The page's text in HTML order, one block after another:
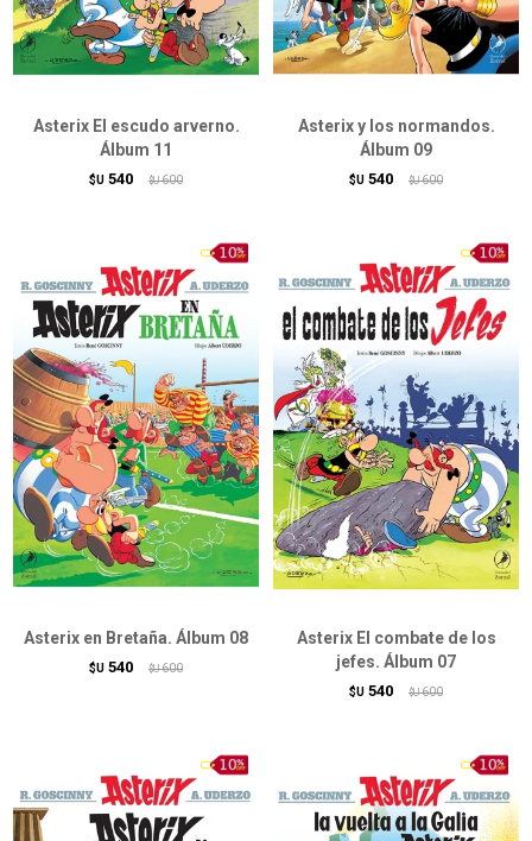
Asterix El escudo arverno.
Álbum 11
$U 540 $U 600
Asterix y los normandos.
Álbum 09
$U 540 $U 600
Asterix en Bretaña. Álbum 08
$U 540 $U 600
Asterix El combate de los
jefes. Álbum 07
$U 540 $U 600